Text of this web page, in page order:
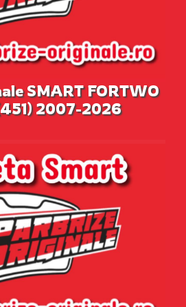
SMART FORTWO
2007-2026